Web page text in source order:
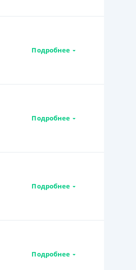
Подробнее
Подробнее
Подробнее
Подробнее